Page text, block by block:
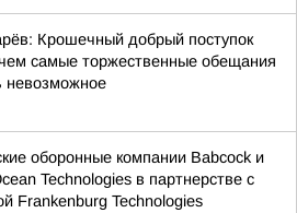
Крошечный добрый поступок
самые торжественные обещания
невозможное
оборонные компании Babcock и
Technologies в партнерстве с
Frankenburg Technologies